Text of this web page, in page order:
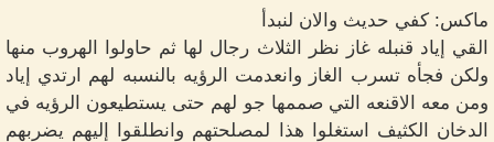
ماكس: كفي حديث والان لنبدأ
القي إياد قنبله غاز نظر الثلاث رجال لها ثم حاولوا الهروب منها
ولكن فجأه تسرب الغاز وانعدمت الرؤيه بالنسبه لهم ارتدي إياد
ومن معه الاقنعه التي صممها جو لهم حتى يستطيعون الرؤيه في
الدخان الكثيف استغلوا هذا لمصلحتهم وانطلقوا إليهم يضربهم